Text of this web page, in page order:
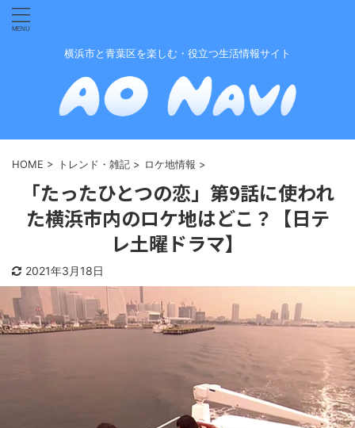
横浜市と青葉区を楽しむ・役立つ生活情報サイト
HOME > トレンド・雑記 > ロケ地情報 >
「たったひとつの恋」第9話に使われ
た横浜市内のロケ地はどこ？【日テ
レ土曜ドラマ】
2021年3月18日